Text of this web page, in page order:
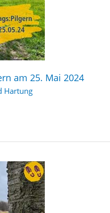
am 25. Mai 2024
Hartung